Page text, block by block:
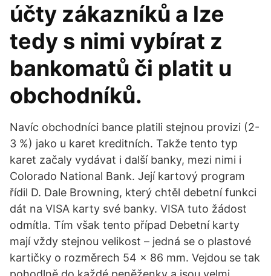
účty zákazníků a lze
tedy s nimi vybírat z
bankomatů či platit u
obchodníků.
Navíc obchodníci bance platili stejnou provizi (2-
3 %) jako u karet kreditních. Takže tento typ
karet začaly vydávat i další banky, mezi nimi i
Colorado National Bank. Její kartový program
řídil D. Dale Browning, který chtěl debetní funkci
dát na VISA karty své banky. VISA tuto žádost
odmítla. Tím však tento případ Debetní karty
mají vždy stejnou velikost – jedná se o plastové
kartičky o rozměrech 54 x 86 mm. Vejdou se tak